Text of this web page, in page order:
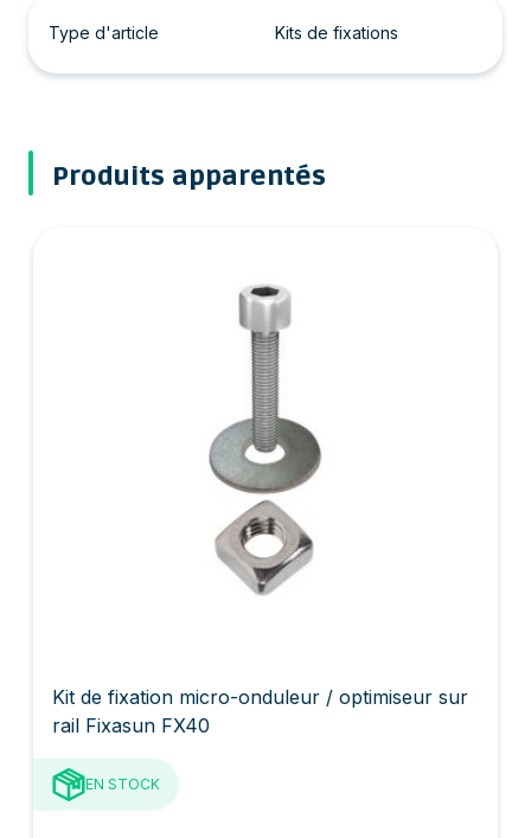
Type d'article Kits de fixations
Produits apparentés
Kit de fixation micro-onduleur / optimiseur sur
rail Fixasun FX40
EN STOCK